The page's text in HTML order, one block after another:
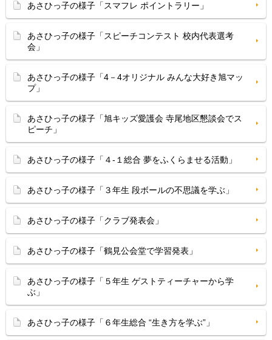
あさひっ子の様子「スマフレ ポイントラリー」
あさひっ子の様子「スピーチコンテスト 校内代表選考
会」
あさひっ子の様子「4－4オリジナル みんな大好き旭マッ
プ」
あさひっ子の様子「旭キッズ愛護会 寺尾地区懇談会でス
ピーチ」
あさひっ子の様子「４-１総合 夢をふくらませる活動」
あさひっ子の様子「３年生 段ボールの不思議を学ぶ」
あさひっ子の様子「クラブ発表会」
あさひっ子の様子「鶴見公会堂で学習発表」
あさひっ子の様子「５年生 ゲストティーチャーから学
ぶ」
あさひっ子の様子「６年生総合 “生き方を学ぶ”」